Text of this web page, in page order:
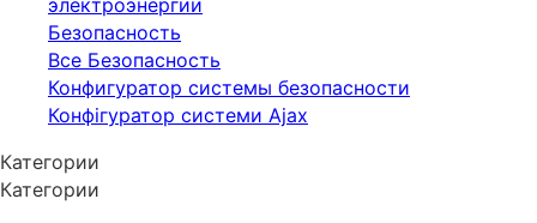
электроэнергии
Безопасность
Все Безопасность
Конфигуратор системы безопасности
Конфігуратор системи Ajax
Категории
Категории